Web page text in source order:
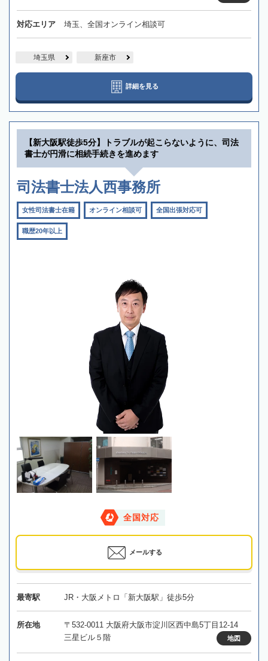
対応エリア 埼玉、全国オンライン相談可
埼玉県 新座市
詳細を見る
【新大阪駅徒歩5分】トラブルが起こらないように、司法
書士が円滑に相続手続きを進めます
司法書士法人西事務所
女性司法書士在籍 オンライン相談可 全国出張対応可
職歴20年以上
全国対応
メールする
最寄駅 JR・大阪メトロ「新大阪駅」徒歩5分
所在地
〒532-0011 大阪府大阪市淀川区西中島5丁目12-14
三星ビル５階
地図